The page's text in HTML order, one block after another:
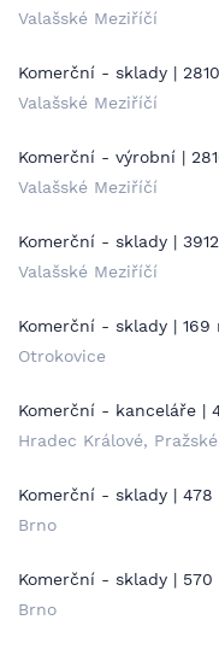
Valašské Meziříčí
Komerční - sklady |
Valašské Meziříčí
Komerční - výrobní |
Valašské Meziříčí
Komerční - sklady |
Valašské Meziříčí
Komerční - sklady | 169
Otrokovice
Komerční - kanceláře |
Hradec Králové,
Komerční - sklady | 478
Brno
Komerční - sklady | 570
Brno